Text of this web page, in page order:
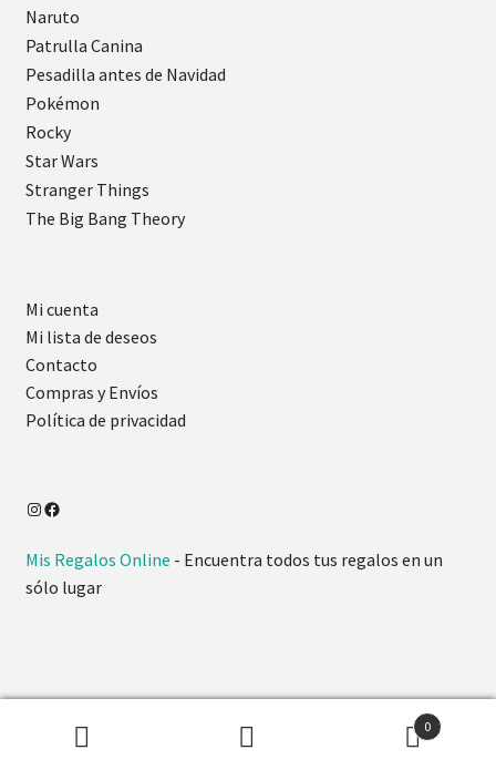
Naruto
Patrulla Canina
Pesadilla antes de Navidad
Pokémon
Rocky
Star Wars
Stranger Things
The Big Bang Theory
Mi cuenta
Mi lista de deseos
Contacto
Compras y Envíos
Política de privacidad
Mis Regalos Online - Encuentra todos tus regalos en un
sólo lugar
0